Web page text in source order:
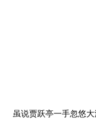
虽说贾跃亭一手忽悠